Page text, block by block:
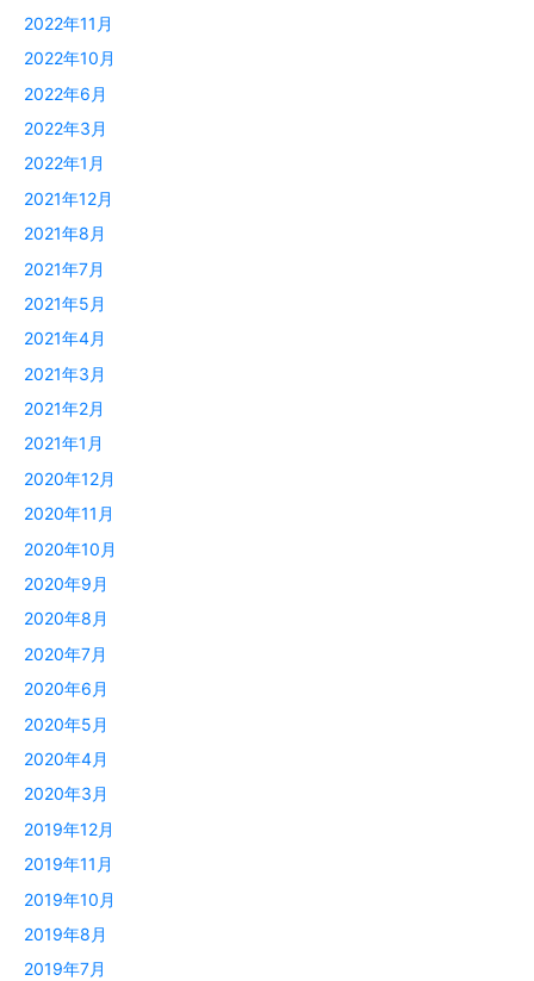
2022年11月
2022年10月
2022年6月
2022年3月
2022年1月
2021年12月
2021年8月
2021年7月
2021年5月
2021年4月
2021年3月
2021年2月
2021年1月
2020年12月
2020年11月
2020年10月
2020年9月
2020年8月
2020年7月
2020年6月
2020年5月
2020年4月
2020年3月
2019年12月
2019年11月
2019年10月
2019年8月
2019年7月